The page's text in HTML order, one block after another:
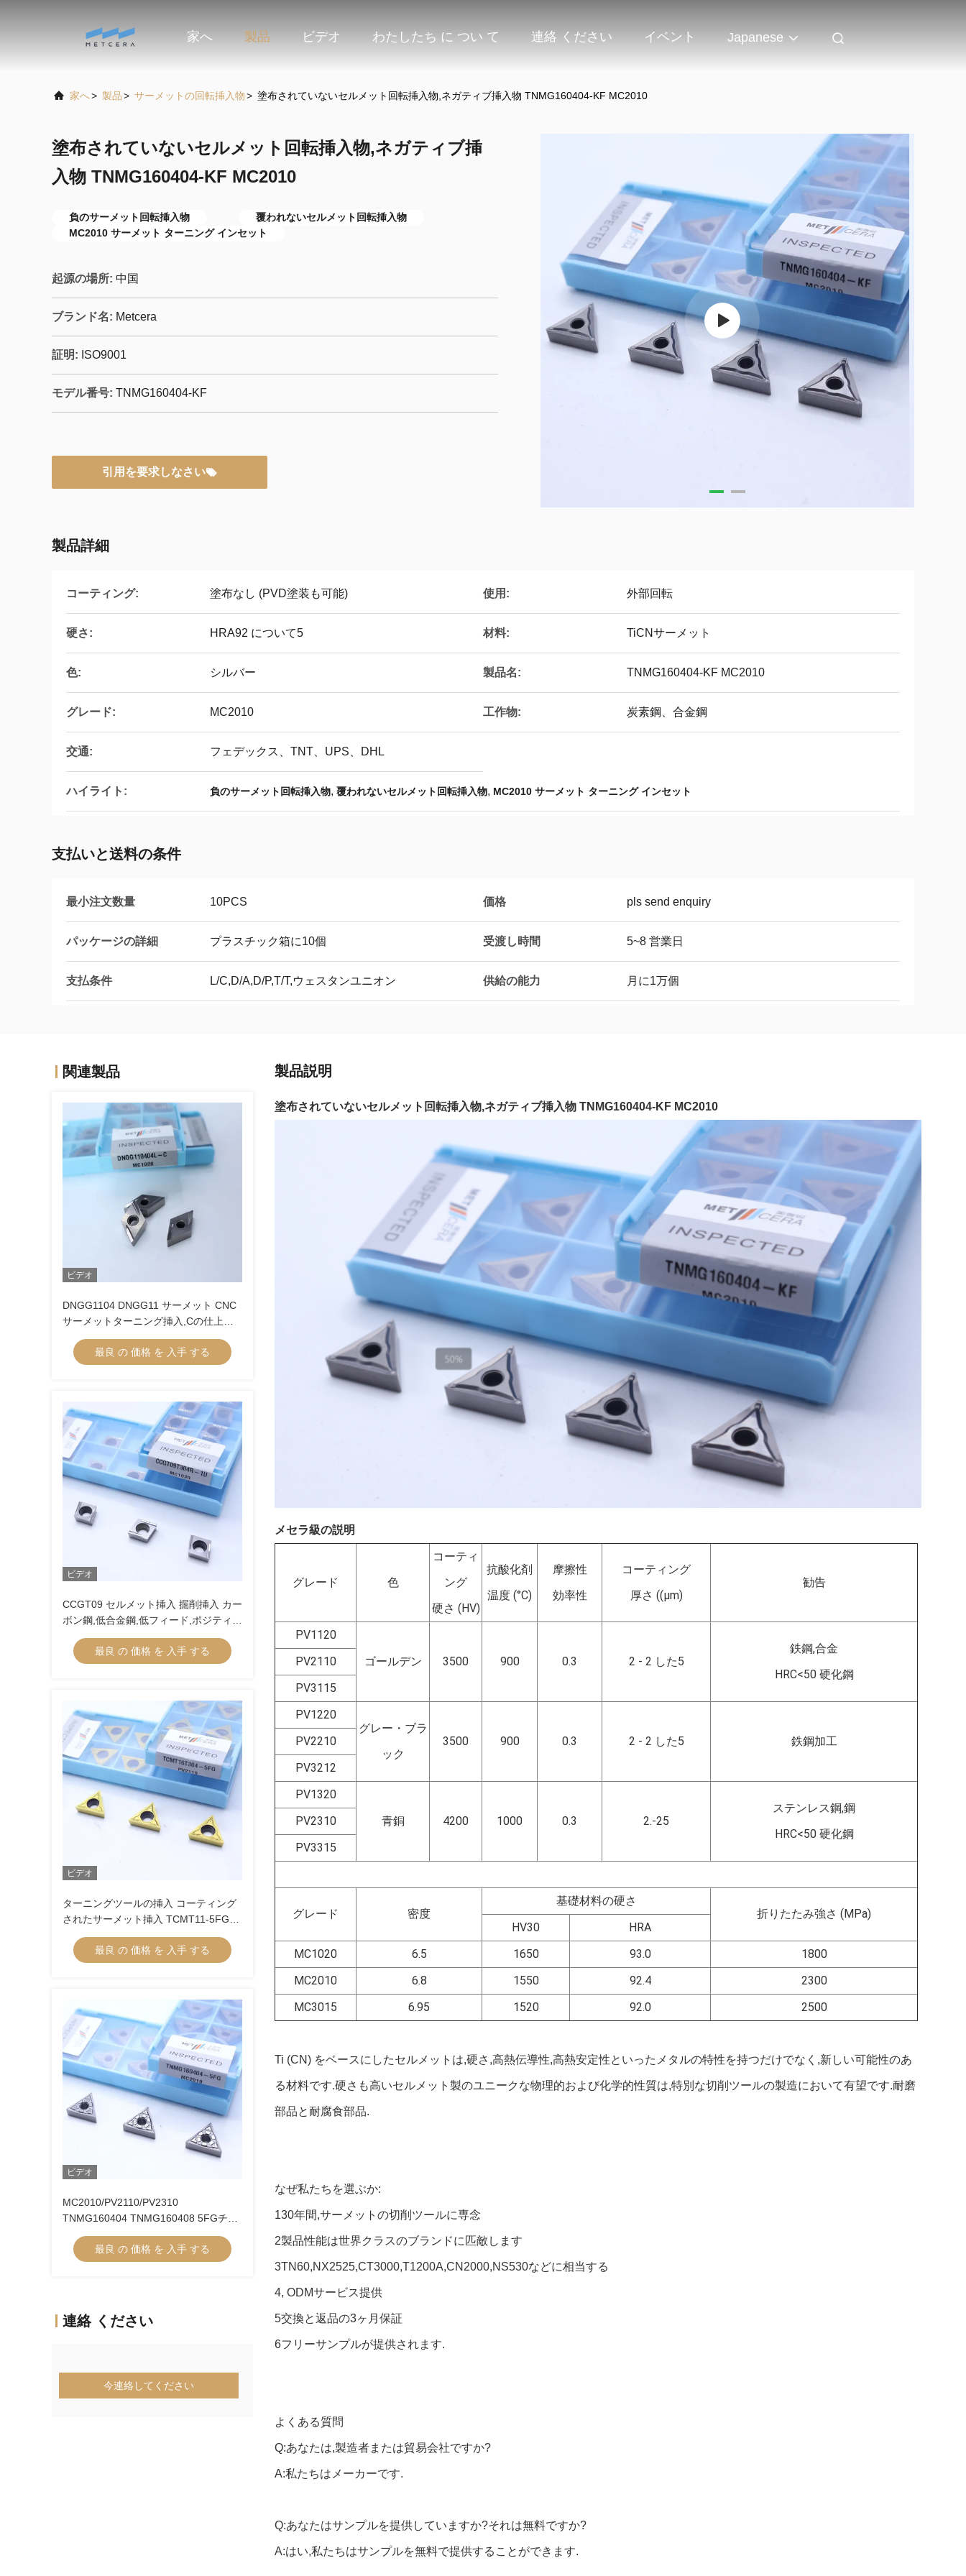
家へ 製品 ビデオ わたしたち に つい て 連絡 ください イベント Japanese
家へ> 製品> サーメットの回転挿入物> 塗布されていないセルメット回転挿入物,ネガティブ挿入物 TNMG160404-KF MC2010
塗布されていないセルメット回転挿入物,ネガティブ挿
入物 TNMG160404-KF MC2010
負のサーメット回転挿入物
覆われないセルメット回転挿入物
MC2010 サーメット ターニング インセット
起源の場所: 中国
ブランド名: Metcera
証明: ISO9001
モデル番号: TNMG160404-KF
引用を要求しなさい
製品詳細
コーティング: 塗布なし (PVD塗装も可能) 使用: 外部回転
硬さ: HRA92 について5 材料: TiCNサーメット
色: シルバー 製品名: TNMG160404-KF MC2010
グレード: MC2010 工作物: 炭素鋼、合金鋼
交通: フェデックス、TNT、UPS、DHL
ハイライト: 負のサーメット回転挿入物, 覆われないセルメット回転挿入物, MC2010 サーメット ターニング インセット
支払いと送料の条件
最小注文数量 10PCS 価格 pls send enquiry
パッケージの詳細 プラスチック箱に10個 受渡し時間 5~8 営業日
支払条件 L/C,D/A,D/P,T/T,ウェスタンユニオン 供給の能力 月に1万個
関連製品
ビデオ
DNGG1104 DNGG11 サーメット CNC
サーメットターニング挿入,Cの仕上げ
挿入 仕上げチップブレーカー
最良 の 価格 を 入手 する
ビデオ
CCGT09 セルメット挿入 掘削挿入 カー
ボン鋼,低合金鋼,低フィード,ポジティブ
挿入 切断のための内部ターニング挿入
CCGT09T304R-1U
最良 の 価格 を 入手 する
ビデオ
ターニングツールの挿入 コーティング
されたサーメット挿入 TCMT11-5FG
TCMT16-5FG サーメットターニング挿
最良 の 価格 を 入手 する
ビデオ
MC2010/PV2110/PV2310
TNMG160404 TNMG160408 5FGチッ
プブレーカーにおけるCNC機械のため
のCermetターニング挿入器
最良 の 価格 を 入手 する
連絡 ください
今連絡してください
製品説明
塗布されていないセルメット回転挿入物,ネガティブ挿入物 TNMG160404-KF MC2010
メセラ級の説明
グレード 色
コーティ
ング
硬さ (HV)
抗酸化剤
温度 (°C)
摩擦性
効率性
コーティング
厚さ ((μm)
勧告
PV1120
ゴールデン
3500 900 0.3 2 - 2 した5
鉄鋼,合金
HRC<50 硬化鋼
PV2110
PV3115
PV1220
グレー・ブラ
ック
3500 900 0.3 2 - 2 した5 鉄鋼加工
PV2210
PV3212
PV1320
青銅
4200 1000 0.3 2.-25
ステンレス鋼,鋼
HRC<50 硬化鋼
PV2310
PV3315
グレード 密度
基礎材料の硬さ
折りたたみ強さ (MPa)
HV30
HRA
MC1020
6.5 1650 93.0
1800
MC2010
6.8 1550 92.4
2300
MC3015
6.95 1520 92.0 2500
Ti (CN) をベースにしたセルメットは,硬さ,高熱伝導性,高熱安定性といったメタルの特性を持つだけでなく,新しい可能性のあ
る材料です.硬さも高いセルメット製のユニークな物理的および化学的性質は,特別な切削ツールの製造において有望です.耐磨
部品と耐腐食部品.
なぜ私たちを選ぶか:
130年間,サーメットの切削ツールに専念
2製品性能は世界クラスのブランドに匹敵します
3TN60,NX2525,CT3000,T1200A,CN2000,NS530などに相当する
4, ODMサービス提供
5交換と返品の3ヶ月保証
6フリーサンプルが提供されます.
よくある質問
Q:あなたは,製造者または貿易会社ですか?
A:私たちはメーカーです.
Q:あなたはサンプルを提供していますか?それは無料ですか?
A:はい,私たちはサンプルを無料で提供することができます.